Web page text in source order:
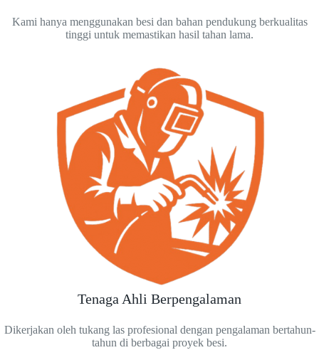
Kami hanya menggunakan besi dan bahan pendukung berkualitas
tinggi untuk memastikan hasil tahan lama.
Tenaga Ahli Berpengalaman
Dikerjakan oleh tukang las profesional dengan pengalaman bertahun-
tahun di berbagai proyek besi.